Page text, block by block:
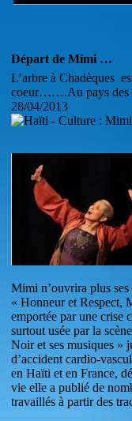
Départ de Mimi …
L’arbre à Chadèques
coeur…….Au pays des
28/04/2013
Mimi n’ouvrira plus ses
« Honneur et Respect,
emportée par une crise
surtout usée par la
Noir et ses musiques »
d’accident cardio-
en Haïti et en France,
vie elle a publié de
travaillés à partir des